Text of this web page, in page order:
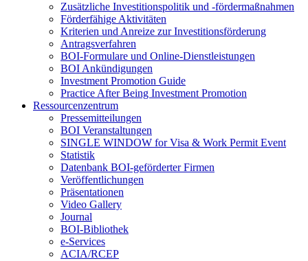
Zusätzliche Investitionspolitik und -fördermaßnahmen
Förderfähige Aktivitäten
Kriterien und Anreize zur Investitionsförderung
Antragsverfahren
BOI-Formulare und Online-Dienstleistungen
BOI Ankündigungen
Investment Promotion Guide
Practice After Being Investment Promotion
Ressourcenzentrum
Pressemitteilungen
BOI Veranstaltungen
SINGLE WINDOW for Visa & Work Permit Event
Statistik
Datenbank BOI-geförderter Firmen
Veröffentlichungen
Präsentationen
Video Gallery
Journal
BOI-Bibliothek
e-Services
ACIA/RCEP